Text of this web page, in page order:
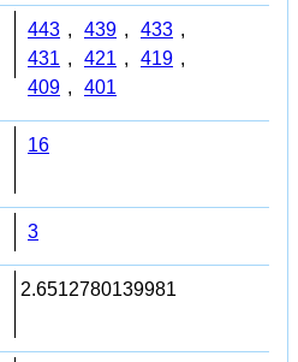
443 , 439 , 433 ,
431 , 421 , 419 ,
409 , 401
16
3
2.6512780139981